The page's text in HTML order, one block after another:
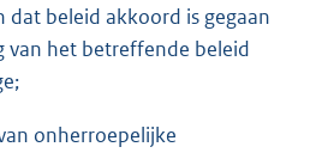
dat beleid akkoord is gegaan
van het betreffende beleid
onherroepelijke